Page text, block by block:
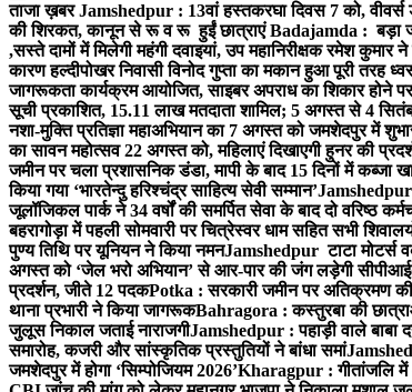
ताजा ख़बरJamshedpur : 13वां हस्तकरघा दिवस 7 को,
की शिरकत, कानून से रू व रू हुईं छात्राएंBadajamda : बड़ा
,सस्ते दामों में मिलेगी महंगी दवाइयां, उप महानिरीक्षक रमेश कुमार
कारण हल्दीपोखर निवासी विनोद गुप्ता का मकान हुआ पूरी तरह
जागरूकता कार्यक्रम आयोजित, साइबर अपराध का शिकार होने
सूची प्रकाशित, 15.11 लाख मतदाता शामिल; 5 अगस्त से 4
नशा-मुक्ति प्रतिज्ञा महाअभियान का 7 अगस्त को जमशेदपुर में
का सावन महोत्सव 22 अगस्त को, महिलाएं दिखाएगी हुनर की
जमीन पर चला प्रशासनिक डंडा, मापी के बाद 15 दिनों में कब्जा
किया गया ‘भारतेन्दु हरिश्चंद्र साहित्य सेवी सम्मान’Jamshedpur
जूलॉजिकल पार्क ने 34 वर्षों की समर्पित सेवा के बाद दो वरिष्ठ
बहरागोड़ा में पहली सोमवारी पर चित्रेस्वर धाम सहित सभी
पुण्य तिथि पर यूनियन ने किया नमनJamshedpur टाटा मोटर्स
अगस्त को ‘जेल भरो अभियान’ से आर-पार की जंग लड़ेगी
प्रदर्शन, जीते 12 पदकPotka : सरकारी जमीन पर अतिक्रमण
थाना प्रभारी ने किया जागरूकBahragora : कस्तुरबा की
जुलूस निकाल जताई नाराजगीJamshedpur : पहाड़ी वाले बाबा
समारोह, कजरी और सांस्कृतिक प्रस्तुतियों ने बांधा समां
जमशेदपुर में होगा ‘सिम्पोजियम 2026’Kharagpur : गीतांजलि में